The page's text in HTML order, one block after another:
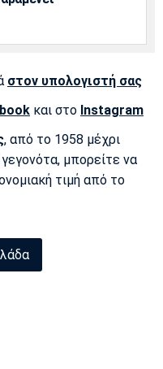
στον υπολογιστή σας
και στο Instagram
, από το 1958 μέχρι
μπορείτε να
τιμή από το